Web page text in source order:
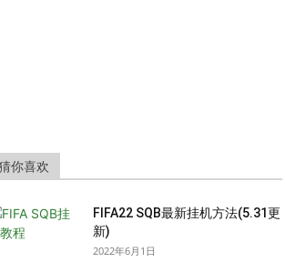
你喜欢
FIFA22 SQB最新挂机方法(5.31更
新)
2022年6月1日